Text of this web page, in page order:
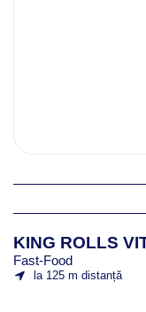
KING ROLLS
Fast-Food
la 125 m distanță